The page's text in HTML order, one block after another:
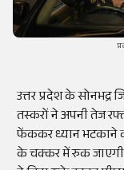
उत्तर प्रदेश के
तस्करों ने अपनी तेज
फेंककर ध्यान भटकाने
के चक्कर में रुक जाएगी